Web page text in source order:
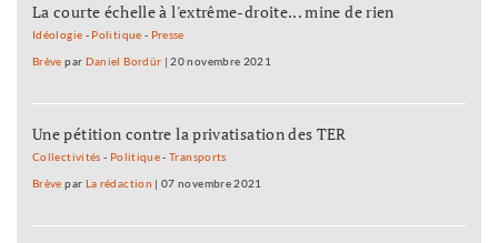
La courte échelle à l'extrême-droite... mine de rien
Idéologie - Politique - Presse
Brève par Daniel Bordür |20 novembre 2021
Une pétition contre la privatisation des TER
Collectivités - Politique-Transports
Brève par La rédaction |07 novembre 2021